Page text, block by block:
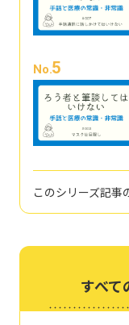
No.5
このシリーズ記事
すべて